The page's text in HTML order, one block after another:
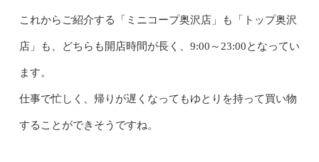
これからご紹介する「ミニコープ奥沢店」も「トップ奥沢
店」も、どちらも開店時間が長く、9:00～23:00となってい
ます。
仕事で忙しく、帰りが遅くなってもゆとりを持って買い物
することができそうですね。